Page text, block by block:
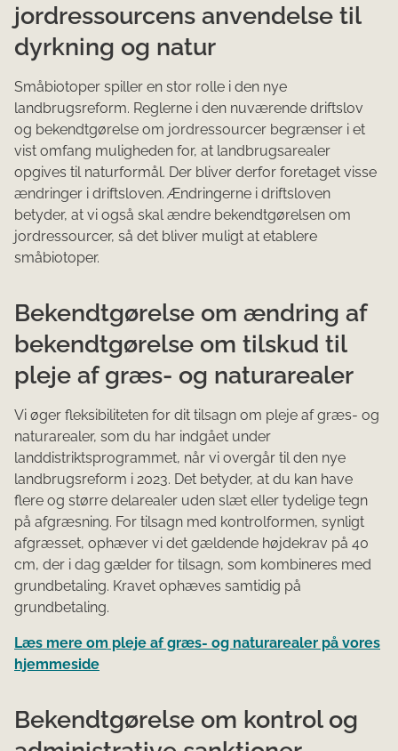
jordressourcens anvendelse til
dyrkning og natur
Småbiotoper spiller en stor rolle i den nye
landbrugsreform. Reglerne i den nuværende driftslov
og bekendtgørelse om jordressourcer begrænser i et
vist omfang muligheden for, at landbrugsarealer
opgives til naturformål. Der bliver derfor foretaget visse
ændringer i driftsloven. Ændringerne i driftsloven
betyder, at vi også skal ændre bekendtgørelsen om
jordressourcer, så det bliver muligt at etablere
småbiotoper.
Bekendtgørelse om ændring af
bekendtgørelse om tilskud til
pleje af græs- og naturarealer
Vi øger fleksibiliteten for dit tilsagn om pleje af græs- og
naturarealer, som du har indgået under
landdistriktsprogrammet, når vi overgår til den nye
landbrugsreform i 2023. Det betyder, at du kan have
flere og større delarealer uden slæt eller tydelige tegn
på afgræsning. For tilsagn med kontrolformen, synligt
afgræsset, ophæver vi det gældende højdekrav på 40
cm, der i dag gælder for tilsagn, som kombineres med
grundbetaling. Kravet ophæves samtidig på
grundbetaling.
Læs mere om pleje af græs- og naturarealer på vores
hjemmeside
Bekendtgørelse om kontrol og